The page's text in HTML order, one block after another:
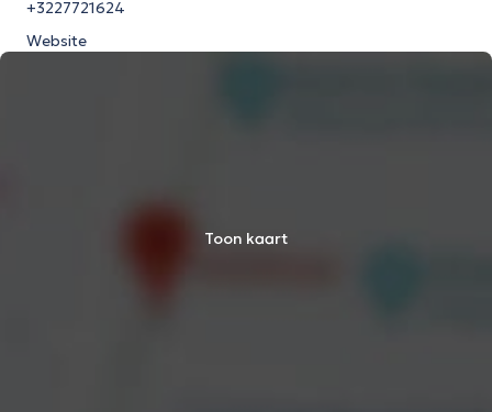
+3227721624
Website
Toon kaart